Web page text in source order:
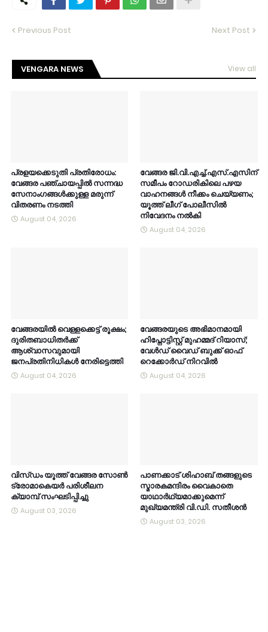
Previous Post Next Post
VENGARA NEWS View all
പ്രളയക്കെടുതി പ്രതിരോധം:
വേങ്ങര പഞ്ചായപ്പിൽ സന്നദ്ധ
സേനാംഗങ്ങൾക്കുള്ള മരുന്ന്
വിതരണം നടത്തി
August 04, 2026
വേങ്ങര ജി.വി.എച്ച്.എസ്.എസിന്
സമീപം റോഡരികിലെ പഴയ
വാഹനങ്ങൾ നീക്കം ചെയ്യണം;
യൂത്ത് ലീഗ് പോലീസിൽ
നിവേദനം നൽകി
August 04, 2026
വേങ്ങരയിൽ വെള്ളക്കെട്ട് രൂക്ഷം;
ദുരിതബാധിതർക്ക്
ആശ്വാസവുമായി
ജനപ്രതിനിധികൾ നേരിട്ടെത്തി
August 04, 2026
വേങ്ങരയുടെ അഭിമാനമായി
ഹിപ്നോട്ടിസ്റ്റ് മുഹമ്മദ് റിയാസ്;
വേൾഡ് വൈഡ് ബുക്ക് ഓഫ്
റെക്കോർഡ് നിറവിൽ
August 04, 2026
വിസ്ഡം യൂത്ത് വേങ്ങര സോൺ
ട്രോമാകെയർ പരിശീലന
ക്യാമ്പ് സംഘടിപ്പിച്ചു
August 03, 2026
പാണക്കാട് ശിഹാബ് തങ്ങളുടെ
സ്മാരകമന്ദിരം വൈകാതെ
യാഥാർഥ്യമാക്കുമെന്ന്
മുഖ്യമന്ത്രി വി.ഡി. സതീശൻ
August 03, 2026